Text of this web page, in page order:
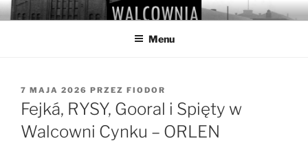
Przejdź
do
WALCOWNIA
Muzeum Hutnictwa Cynku
Menu
OPUBLIKOWANE
W
7 MAJA 2026 PRZEZ FIODOR
Fejká, RYSY, Gooral i Spięty w
Walcowni Cynku – ORLEN